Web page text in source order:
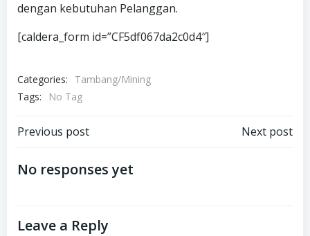
dengan kebutuhan Pelanggan.
[caldera_form id=”CF5df067da2c0d4″]
Categories:
Tambang/Mining
Tags:
No Tag
Post
navigation
Previous post Next post
No responses yet
Leave a Reply